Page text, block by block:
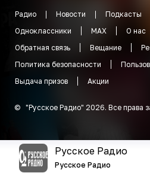
Радио Новости Подкасты
Одноклассники
MAX О нас
Обратная связь
Вещание
Политика безопасности
Выдача призов
Акции
© "Русское Радио" 2026. Все права
Русское Радио
Русское Радио